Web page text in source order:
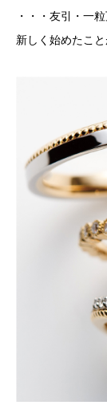
・・・友引・一
新しく始めたこ